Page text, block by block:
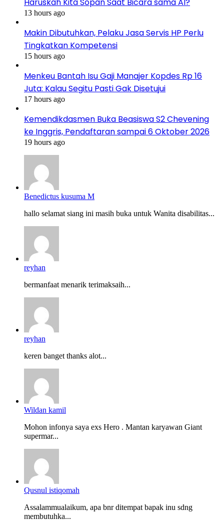
13 hours ago
Makin Dibutuhkan, Pelaku Jasa Servis HP Perlu
Tingkatkan Kompetensi
15 hours ago
Menkeu Bantah Isu Gaji Manajer Kopdes Rp 16
Juta: Kalau Segitu Pasti Gak Disetujui
17 hours ago
Kemendikdasmen Buka Beasiswa S2 Chevening
ke Inggris, Pendaftaran sampai 6 Oktober 2026
19 hours ago
Benedictus kusuma M
hallo selamat siang ini masih buka untuk Wanita disabilitas...
reyhan
bermanfaat menarik terimaksaih...
reyhan
keren banget thanks alot...
Wildan kamil
Mohon infonya saya exs Hero . Mantan karyawan Giant
supermar...
Qusnul istiqomah
Assalammualaikum, apa bnr ditempat bapak inu sdng
membutuhka...